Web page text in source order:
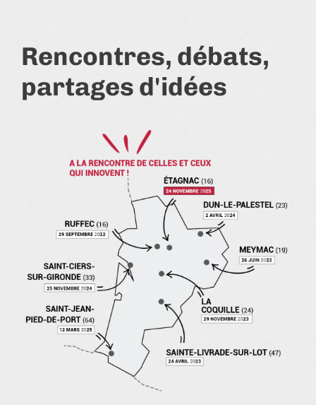
Rencontres, débats,
partages d'idées